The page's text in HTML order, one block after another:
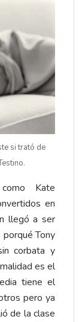
si trató de
Kate
en
llegó a ser
Tony
corbata y
es el
tiene el
pero ya
de la clase